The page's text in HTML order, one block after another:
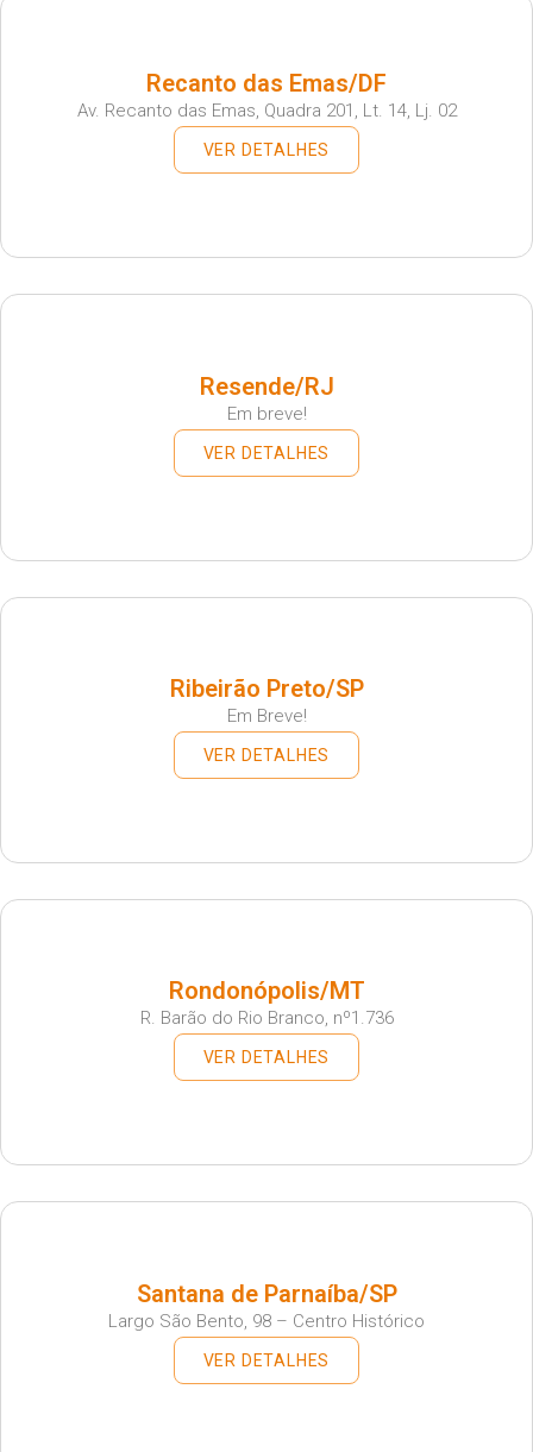
Recanto das Emas/DF
Av. Recanto das Emas, Quadra 201, Lt. 14, Lj. 02
VER DETALHES
Resende/RJ
Em breve!
VER DETALHES
Ribeirão Preto/SP
Em Breve!
VER DETALHES
Rondonópolis/MT
R. Barão do Rio Branco, nº1.736
VER DETALHES
Santana de Parnaíba/SP
Largo São Bento, 98 – Centro Histórico
VER DETALHES